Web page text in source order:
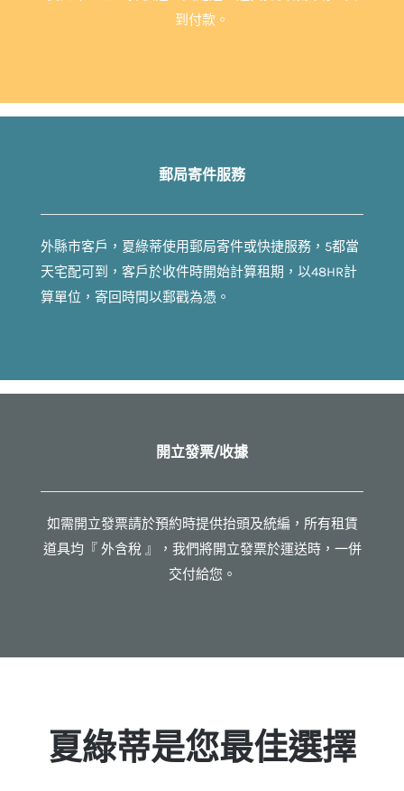
到付款。
郵局寄件服務
外縣市客戶，夏綠蒂使用郵局寄件或快捷服務，5都當
天宅配可到，客戶於收件時開始計算租期，以48HR計
算單位，寄回時間以郵戳為憑。
開立發票/收據
如需開立發票請於預約時提供抬頭及統編，所有租賃
道具均『 外含稅 』，我們將開立發票於運送時，一併
交付給您。
夏綠蒂是您最佳選擇